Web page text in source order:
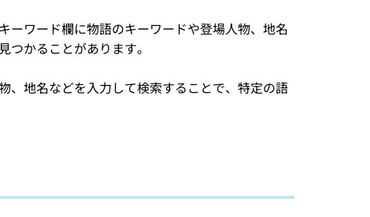
ーワード欄に物語のキーワードや登場人物、地名
かることがあります。
、地名などを入力して検索することで、特定の語